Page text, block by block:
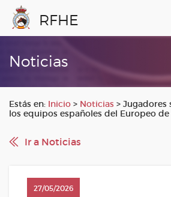
RFHE
Noticias
Estás en: Inicio > Noticias > Jugadores
los equipos españoles del Europeo
Ir a Noticias
27/05/2026